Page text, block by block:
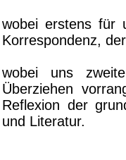
wobei erstens für
Korrespondenz,
wobei uns
Überziehen
Reflexion der
und Literatur.